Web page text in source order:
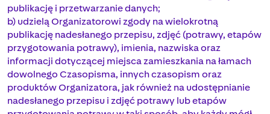
publikację i przetwarzanie danych;
b) udzielą Organizatorowi zgody na wielokrotną
publikację nadesłanego przepisu, zdjęć (potrawy, etapów
przygotowania potrawy), imienia, nazwiska oraz
informacji dotyczącej miejsca zamieszkania na łamach
dowolnego Czasopisma, innych czasopism oraz
produktów Organizatora, jak również na udostępnianie
nadesłanego przepisu i zdjęć potrawy lub etapów